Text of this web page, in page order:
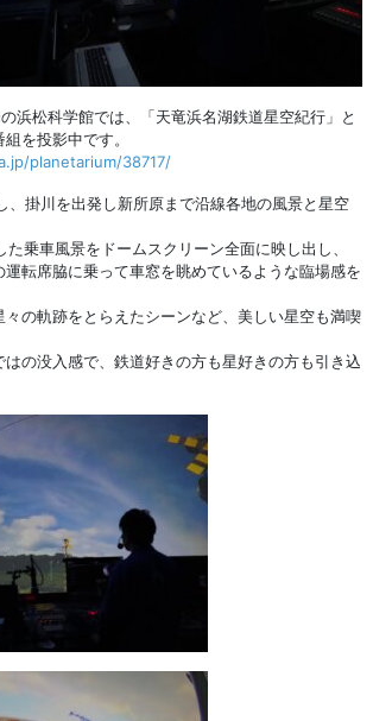
浜松科学館では、「天竜浜名湖鉄道星空紀行」と
を投影中です。
planetarium/38717/
、掛川を出発し新所原まで沿線各地の風景と星空
乗車風景をドームスクリーン全面に映し出し、
運転席脇に乗って車窓を眺めているような臨場感を
々の軌跡をとらえたシーンなど、美しい星空も満喫
の没入感で、鉄道好きの方も星好きの方も引き込